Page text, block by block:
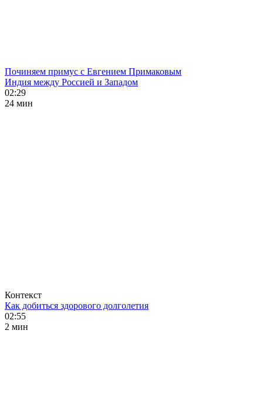
Починяем примус с Евгением Примаковым
Индия между Россией и Западом
02:29
24 мин
Контекст
Как добиться здорового долголетия
02:55
2 мин